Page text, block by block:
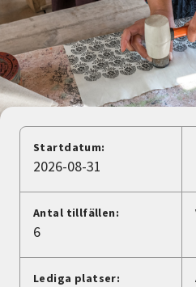
Starta studiecirkel
Cirkelledare
Nyheter
Avdelningar
Lyssna
Startdatum:
2026-08-31
Antal tillfällen:
6
Lediga platser: